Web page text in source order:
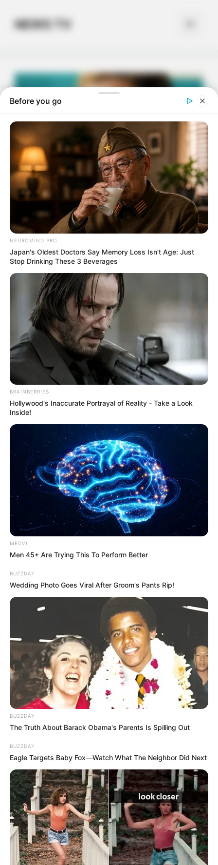
contentNEWS TV
Léa (Marie
Hennerez) et
Babeth redoutent
le pire : Patrick
dans le coma, son
pronostic vital
engagé – Plus belle
la vie 3 juillet 2026
(épisode 619,
résumé complet)
vieen avance du vendredi 3 juillet 2026 avec
l’épisode 617. Patrick (Jérôme Bertin) reste dans
le coma après son opération par Isaac
Jonathan Cardonnel) : les prochaines heures
sont déterminantes, tandis que Léa (
Hennerez) et Babeth ( Marie Réache)
angoissent d’un drame. Vanessa redoute les
conséquences plainte d’Ophélie, et Laura et
Barbara (Léa François
) tombent sur des
braconniers armés en pleine rando, sous les
tirs.
Before you go
NEUROMIND PRO
Japan's Oldest Doctors Say Memory Loss Isn't Age: Just
Stop Drinking These 3 Beverages
BRAINBERRIES
Hollywood's Inaccurate Portrayal of Reality - Take a Look
Inside!
MEDVI
Men 45+ Are Trying This To Perform Better
BUZZDAY
Wedding Photo Goes Viral After Groom's Pants Rip!
BUZZDAY
The Truth About Barack Obama's Parents Is Spilling Out
BUZZDAY
Eagle Targets Baby Fox—Watch What The Neighbor Did Next